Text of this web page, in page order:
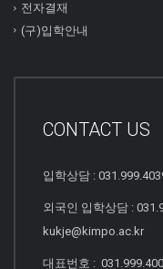
전자결재
(구)입학안내
CONTACT US
입학상담 :
외국인 입학상담 :
kukje@kimpo.ac.kr
대표번호 :